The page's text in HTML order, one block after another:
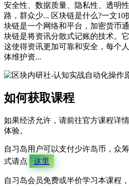
安全性、数据质量、隐私性、透明
路，群众少... 区块链是什么?一文
块链是一个网络和平台，加密货币
块链是将资讯分散式记账的技术。
这使得资讯更加可靠和安全，每个
体维护资...
如何获取课程
如果经济允许，请前往官方课程详
体验。
自习岛用户可以支付少许岛币，众
式请点
这里
自习岛会员免费或半价学习本课程